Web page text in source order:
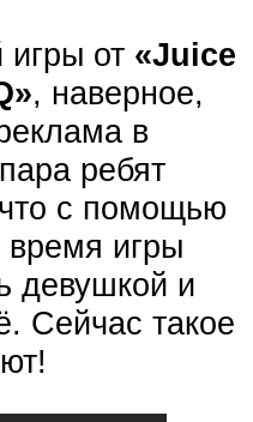
игры от «Juice
, наверное,
в
ребят
с помощью
время игры
девушкой и
Сейчас такое